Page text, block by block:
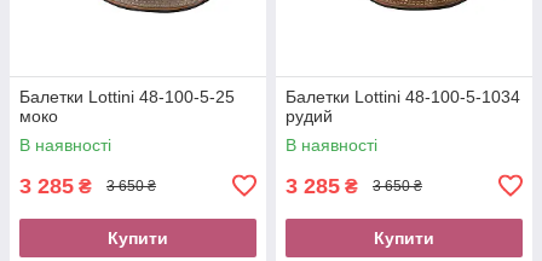
Балетки Lottini 48-100-5-25
моко
В наявності
3 285 ₴ 3 650 ₴
Купити
Балетки Lottini 48-100-5-1034
рудий
В наявності
3 285 ₴ 3 650 ₴
Купити